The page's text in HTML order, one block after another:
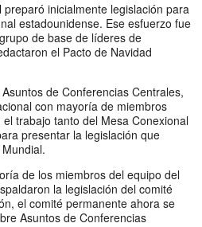
inicialmente legislación para
estadounidense. Ese esfuerzo fue
de base de líderes de
el Pacto de Navidad
de Conferencias Centrales,
con mayoría de miembros
trabajo tanto del Mesa Conexional
presentar la legislación que
de los miembros del equipo del
la legislación del comité
el comité permanente ahora se
Asuntos de Conferencias